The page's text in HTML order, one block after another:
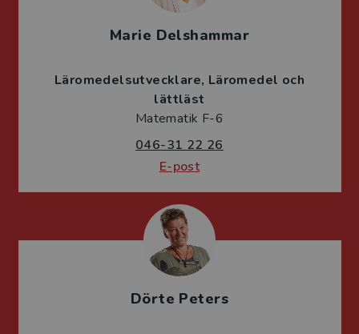
Marie Delshammar
Läromedelsutvecklare Läromedel och
lättläst
Matematik F-6
046-31 22 26
E-post
Dörte Peters